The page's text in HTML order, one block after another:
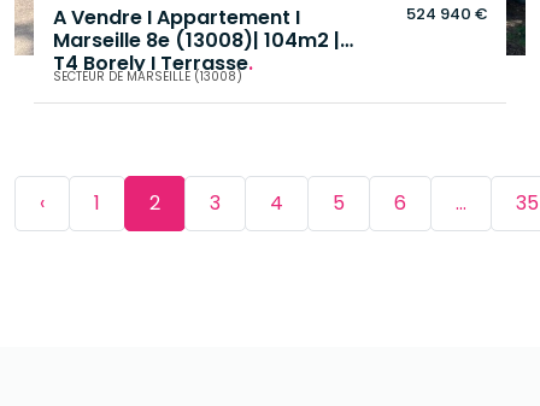
A Vendre I Appartement I
Marseille 8e (13008)| 104m2 |
T4 Borely I Terrasse.
SECTEUR DE MARSEILLE (13008)
524 940 €
‹ 1 2 3 4 5 6 ... 35